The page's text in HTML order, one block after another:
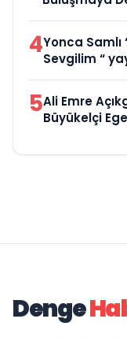
4Yonca Samlı
Sevgilim “
5Ali Emre
Büyükelçi
Denge